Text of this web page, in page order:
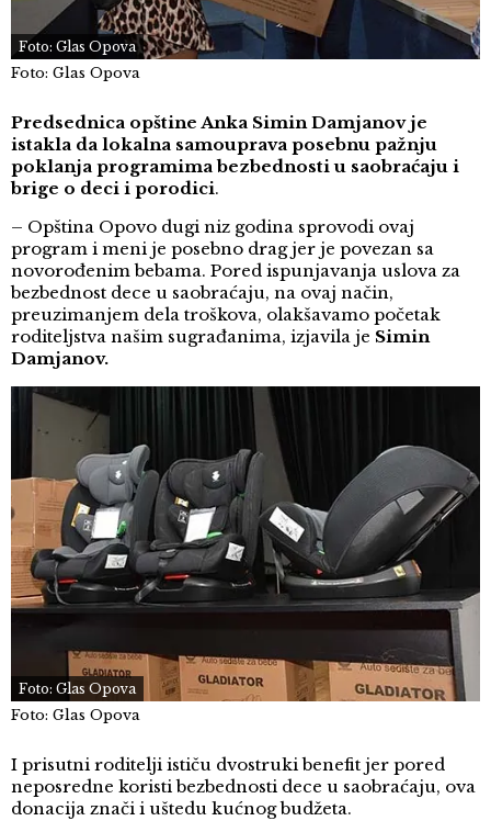
Foto: Glas Opova
Foto: Glas Opova
Predsednica opštine Anka Simin Damjanov je
istakla da lokalna samouprava posebnu pažnju
poklanja programima bezbednosti u saobraćaju i
brige o deci i porodici.
– Opština Opovo dugi niz godina sprovodi ovaj
program i meni je posebno drag jer je povezan sa
novorođenim bebama. Pored ispunjavanja uslova za
bezbednost dece u saobraćaju, na ovaj način,
preuzimanjem dela troškova, olakšavamo početak
roditeljstva našim sugrađanima, izjavila je Simin
Damjanov.
Foto: Glas Opova
Foto: Glas Opova
I prisutni roditelji ističu dvostruki benefit jer pored
neposredne koristi bezbednosti dece u saobraćaju, ova
donacija znači i uštedu kućnog budžeta.